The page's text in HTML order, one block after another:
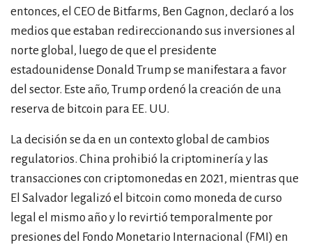
entonces, el CEO de Bitfarms, Ben Gagnon, declaró a los
medios que estaban redireccionando sus inversiones al
norte global, luego de que el presidente
estadounidense Donald Trump se manifestara a favor
del sector. Este año, Trump ordenó la creación de una
reserva de bitcoin para EE. UU.
La decisión se da en un contexto global de cambios
regulatorios. China prohibió la criptominería y las
transacciones con criptomonedas en 2021, mientras que
El Salvador legalizó el bitcoin como moneda de curso
legal el mismo año y lo revirtió temporalmente por
presiones del Fondo Monetario Internacional (FMI) en